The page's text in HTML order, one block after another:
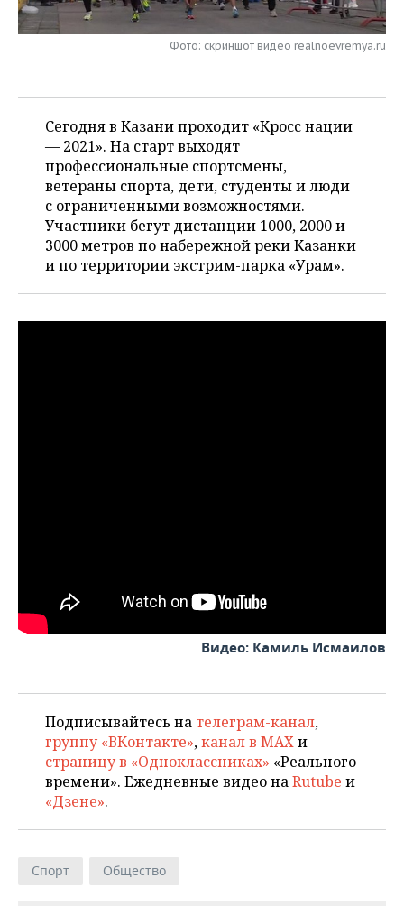
НЕФТЕХИМИЯ
ЭНЕРГЕТИКА
РОЗНИЧНАЯ ТОРГОВЛЯ
УСЛУГИ
НОВОСТИ ТЕХНОЛОГИЙ
МЕДИА
ТЕЛЕКОММУНИКАЦИИ
МЕРОПРИЯТИЯ
ВЫЕЗДНАЯ РЕДАКЦИЯ
БИЗНЕС-БРАНЧИ
ONLINE-КОНФЕРЕНЦИИ
ОТКРЫТАЯ ЛЕКЦИЯ
НОВОСТИ СПОРТА
ФУТБОЛ
ХОККЕЙ
БАСКЕТБОЛ
КИБЕРСПОРТ
ОБЩЕСТВО
НОВОСТИ ОБЩЕСТВА
ВЛАСТЬ
ИНФРАСТРУКТУРА
КУЛЬТУРА
ФОТОГАЛЕРЕЯ
СЮЖЕТЫ
СПРАВОЧНИК
СПИСОК КОМПАНИЙ
Фото: скриншот видео realnoevremya.ru
Сегодня в Казани проходит «Кросс нации
— 2021». На старт выходят
профессиональные спортсмены,
ветераны спорта, дети, студенты и люди
с ограниченными возможностями.
Участники бегут дистанции 1000, 2000 и
3000 метров по набережной реки Казанки
и по территории экстрим-парка «Урам».
Видео: Камиль Исмаилов
Подписывайтесь на телеграм-канал,
группу «ВКонтакте»,канал в MAXи
страницу в «Одноклассниках» «Реального
времени». Ежедневные видео наRutube и
«Дзене».
Спорт Общество